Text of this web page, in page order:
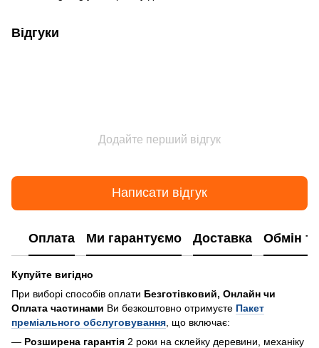
Відгуки
Додайте перший відгук
Написати відгук
Оплата Ми гарантуємо Доставка Обмін
Купуйте вигідно
При виборі способів оплати Безготівковий, Онлайн чи
Оплата частинами Ви безкоштовно отримуєте Пакет
преміального обслуговування , що включає:
— Розширена гарантія 2 роки на склейку деревини, механіку